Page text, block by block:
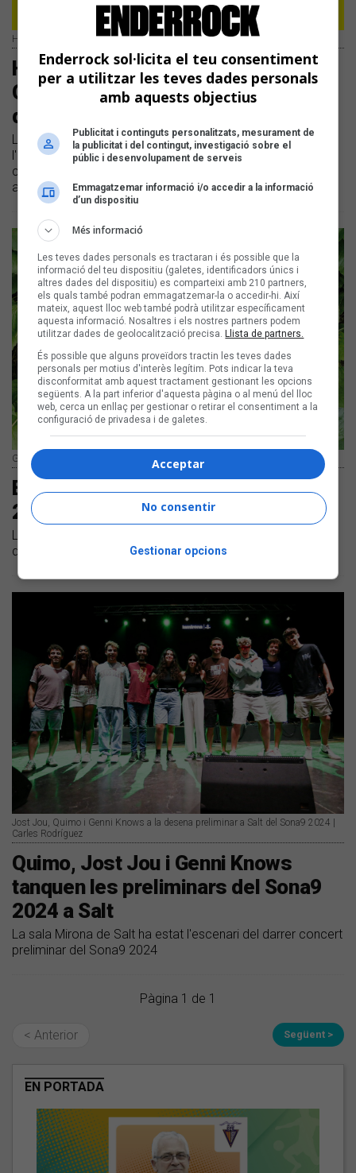
Hereus del Beat, Sofia de Diego, Genni Knows i Naia
Hereus del Beat, Sofia de Diego,
Genni Knows i Naia al Sona9 d'estiu
d'iCat
La programació estiuenca del programa s'allargarà fins a
l'agost i repassarà cadascun dels grups seleccionats al
concurs Sona9 |Els episodis s'emeten els dilluns a les 21 h
a iCat, i els dissabtes a les 20 h a Catalunya Ràdio
Genni Knows | Carles Rodríguez
El neosoul de Genni Knows al Sona9
2024
La cantant gironina és una de les propostes classificades
del #24Sona9
Jost Jou, Quimo i Genni Knows a la desena preliminar a Salt del Sona9 2024 |
Carles Rodríguez
Quimo, Jost Jou i Genni Knows
tanquen les preliminars del Sona9
2024 a Salt
La sala Mirona de Salt ha estat l'escenari del darrer concert
preliminar del Sona9 2024
Pàgina 1 de 1
< Anterior Següent >
EN PORTADA
Enderrock sol·licita el teu consentiment
per a utilitzar les teves dades personals
amb aquests objectius
Publicitat i continguts personalitzats, mesurament de
la publicitat i del contingut, investigació sobre el
públic i desenvolupament de serveis
Emmagatzemar informació i/o accedir a la informació
d’un dispositiu
Més informació
Les teves dades personals es tractaran i és possible que la
informació del teu dispositiu (galetes, identificadors únics i
altres dades del dispositiu) es comparteixi amb 210 partners,
els quals també podran emmagatzemar-la o accedir-hi. Així
mateix, aquest lloc web també podrà utilitzar específicament
aquesta informació. Nosaltres i els nostres partners podem
utilitzar dades de geolocalització precisa. Llista de partners.
És possible que alguns proveïdors tractin les teves dades
personals per motius d'interès legítim. Pots indicar la teva
disconformitat amb aquest tractament gestionant les opcions
següents. A la part inferior d'aquesta pàgina o al menú del lloc
web, cerca un enllaç per gestionar o retirar el consentiment a la
configuració de privadesa i de galetes.
Acceptar
No consentir
Gestionar opcions